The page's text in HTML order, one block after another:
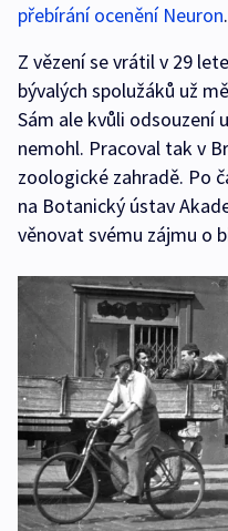
přebírání ocenění Neuron.
Z vězení se vrátil v 29
bývalých spolužáků už
Sám ale kvůli odsouzení
nemohl. Pracoval tak v
zoologické zahradě. Po
na Botanický ústav
věnovat svému zájmu o